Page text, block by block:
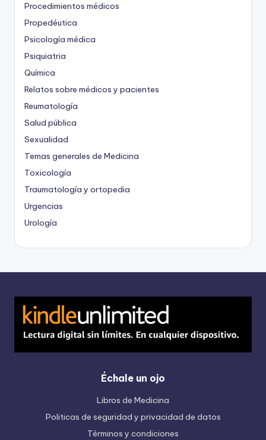
Procedimientos médicos
Propedéutica
Psicología médica
Psiquiatria
Química
Relatos sobre médicos y pacientes
Reumatología
Salud pública
Sexualidad
Temas generales de Medicina
Toxicología
Traumatología y ortopedia
Urgencias
Urología
Échale un ojo
Libros de Medicina
Politicas de seguridad y privacidad de datos
Términos y condiciones